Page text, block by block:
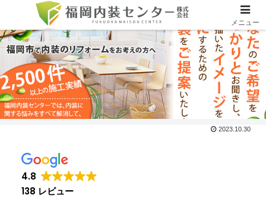
2023.10.30
4.8
138 レビュー
メニュー